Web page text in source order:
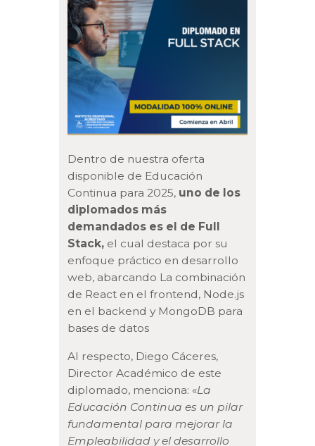
Dentro de nuestra oferta
disponible de Educación
Continua para 2025, uno de los
diplomados más
demandados es el de Full
Stack, el cual destaca por su
enfoque práctico en desarrollo
web, abarcando La combinación
de React en el frontend, Node.js
en el backend y MongoDB para
bases de datos
Al respecto, Diego Cáceres,
Director Académico de este
diplomado, menciona: «La
Educación Continua es un pilar
fundamental para mejorar la
Empleabilidad y el desarrollo